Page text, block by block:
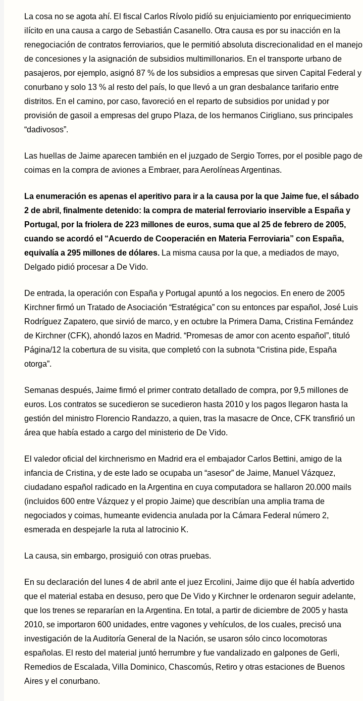
La cosa no se agota ahí. El fiscal Carlos Rívolo pidíó su enjuiciamiento por enriquecimiento
ilícito en una causa a cargo de Sebastián Casanello. Otra causa es por su inacción en la
renegociación de contratos ferroviarios, que le permitió absoluta discrecionalidad en el manejo
de concesiones y la asignación de subsidios multimillonarios. En el transporte urbano de
pasajeros, por ejemplo, asignó 87 % de los subsidios a empresas que sirven Capital Federal y
conurbano y solo 13 % al resto del país, lo que llevó a un gran desbalance tarifario entre
distritos. En el camino, por caso, favoreció en el reparto de subsidios por unidad y por
provisión de gasoil a empresas del grupo Plaza, de los hermanos Cirigliano, sus principales
“dadivosos”.
Las huellas de Jaime aparecen también en el juzgado de Sergio Torres, por el posible pago de
coimas en la compra de aviones a Embraer, para Aerolíneas Argentinas.
La enumeración es apenas el aperitivo para ir a la causa por la que Jaime fue, el sábado
2 de abril, finalmente detenido: la compra de material ferroviario inservible a España y
Portugal, por la friolera de 223 millones de euros, suma que al 25 de febrero de 2005,
cuando se acordó el “Acuerdo de Cooperacién en Materia Ferroviaria” con España,
equivalía a 295 millones de dólares. La misma causa por la que, a mediados de mayo,
Delgado pidió procesar a De Vido.
De entrada, la operación con España y Portugal apuntó a los negocios. En enero de 2005
Kirchner firmó un Tratado de Asociación “Estratégica” con su entonces par español, José Luis
Rodríguez Zapatero, que sirvió de marco, y en octubre la Primera Dama, Cristina Fernández
de Kirchner (CFK), ahondó lazos en Madrid. “Promesas de amor con acento español”, tituló
Página/12 la cobertura de su visita, que completó con la subnota “Cristina pide, España
otorga”.
Semanas después, Jaime firmó el primer contrato detallado de compra, por 9,5 millones de
euros. Los contratos se sucedieron se sucedieron hasta 2010 y los pagos llegaron hasta la
gestión del ministro Florencio Randazzo, a quien, tras la masacre de Once, CFK transfirió un
área que había estado a cargo del ministerio de De Vido.
El valedor oficial del kirchnerismo en Madrid era el embajador Carlos Bettini, amigo de la
infancia de Cristina, y de este lado se ocupaba un “asesor” de Jaime, Manuel Vázquez,
ciudadano español radicado en la Argentina en cuya computadora se hallaron 20.000 mails
(incluidos 600 entre Vázquez y el propio Jaime) que describían una amplia trama de
negociados y coimas, humeante evidencia anulada por la Cámara Federal número 2,
esmerada en despejarle la ruta al latrocinio K.
La causa, sin embargo, prosiguió con otras pruebas.
En su declaración del lunes 4 de abril ante el juez Ercolini, Jaime dijo que él había advertido
que el material estaba en desuso, pero que De Vido y Kirchner le ordenaron seguir adelante,
que los trenes se repararían en la Argentina. En total, a partir de diciembre de 2005 y hasta
2010, se importaron 600 unidades, entre vagones y vehículos, de los cuales, precisó una
investigación de la Auditoría General de la Nación, se usaron sólo cinco locomotoras
españolas. El resto del material juntó herrumbre y fue vandalizado en galpones de Gerli,
Remedios de Escalada, Villa Dominico, Chascomús, Retiro y otras estaciones de Buenos
Aires y el conurbano.